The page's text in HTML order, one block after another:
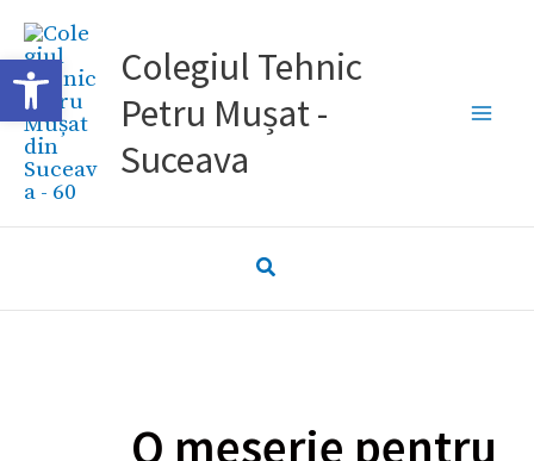
Skip
to
content
Colegiul Tehnic
Petru Mușat -
Suceava
O meserie pentru
Caută...
Deschide bara de unelte